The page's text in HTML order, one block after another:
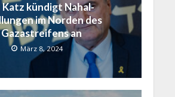
Katz kündigt Nahal-
im Norden des
Gazastreifens an
März 8, 2024